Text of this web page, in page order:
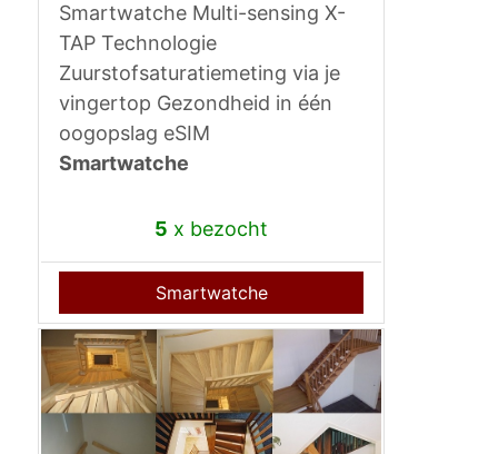
Smartwatche Multi-sensing X-
TAP Technologie
Zuurstofsaturatiemeting via je
vingertop Gezondheid in één
oogopslag eSIM
Smartwatche
5 x bezocht
Smartwatche